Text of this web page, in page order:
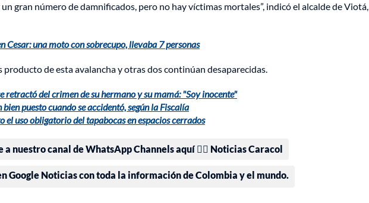
gran número de damnificados, pero no hay víctimas mortales”, indicó el alcalde de Viotá,
Cesar: una moto con sobrecupo, llevaba 7 personas
de esta avalancha y otras dos continúan desaparecidas.
retractó del crimen de su hermano y su mamá: "Soy inocente"
puesto cuando se accidentó, según la Fiscalía
uso obligatorio del tapabocas en espacios cerrados
a nuestro canal de WhatsApp Channels aquí 👉🏻 Noticias Caracol
Google Noticias con toda la información de Colombia y el mundo.